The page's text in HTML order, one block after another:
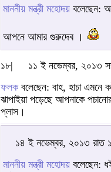
মাননীয় মন্ত্রী মহোদয় বলেছেন:
আপনে আমার গুরুদেব ।
১৮|
১১ ই নভেম্বর, ২০১৩
ফলকবলেছেন: বাহ, হাচা এমনে
ঝাপাইয়া পড়েছে আপনাকে
প্লাস।
১৪ ই নভেম্বর, ২০১৩ রাত
মাননীয় মন্ত্রী মহোদয় বলেছেন: